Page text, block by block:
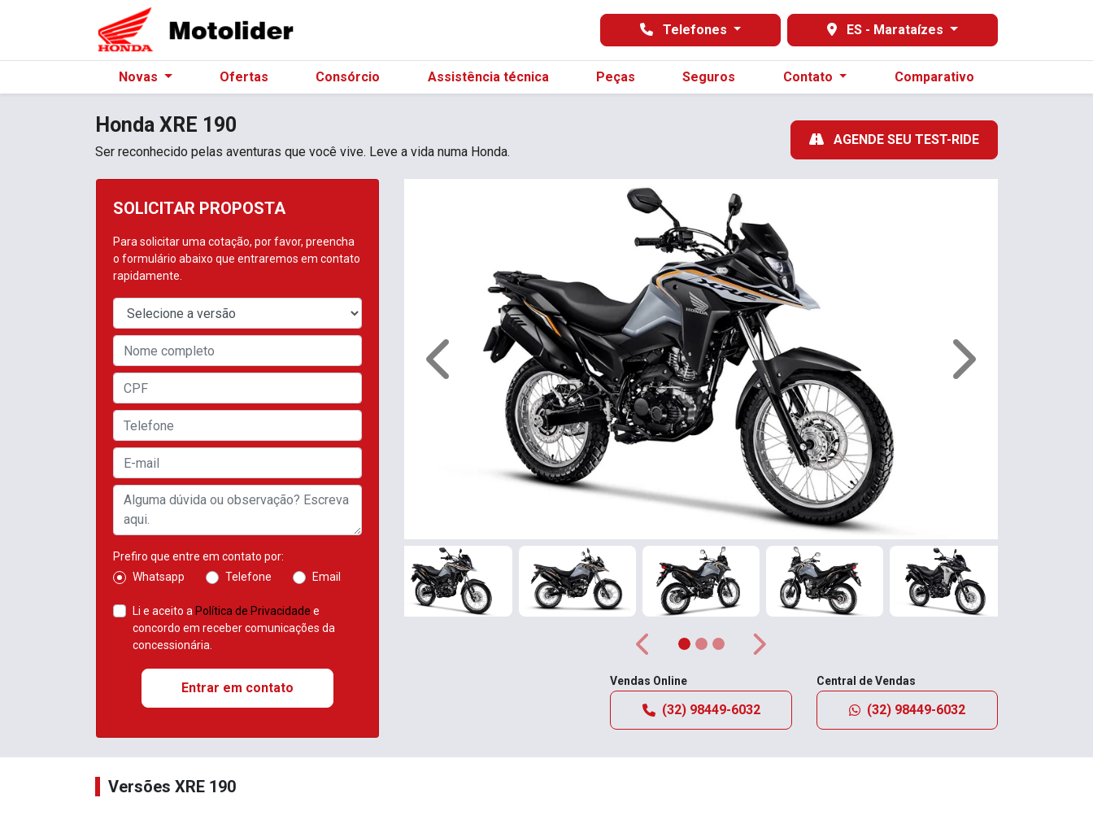
Telefones ES - Marataízes
Novas Ofertas Consórcio Assistência técnica Peças Seguros Contato Comparativo
Honda XRE 190
Ser reconhecido pelas aventuras que você vive. Leve a vida numa Honda.
AGENDE SEU TEST-RIDE
SOLICITAR PROPOSTA
Para solicitar uma cotação, por favor, preencha
o formulário abaixo que entraremos em contato
rapidamente.
Prefiro que entre em contato por:
Whatsapp
Telefone Email
Li e aceito a Política de Privacidade e
concordo em receber comunicações da
concessionária.
Entrar em contato
Anterior Próximo
Anterior Próximo
Vendas Online
(32) 98449-6032
Central de Vendas
(32) 98449-6032
Versões XRE 190